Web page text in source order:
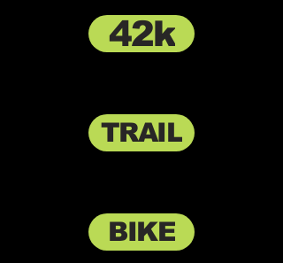
42k
TRAIL
BIKE